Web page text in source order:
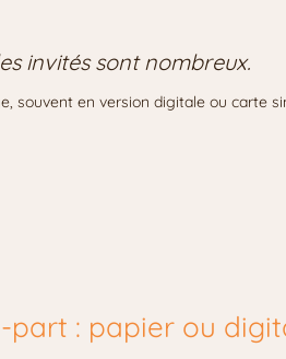
invités sont nombreux.
souvent en version digitale ou carte
part : papier ou